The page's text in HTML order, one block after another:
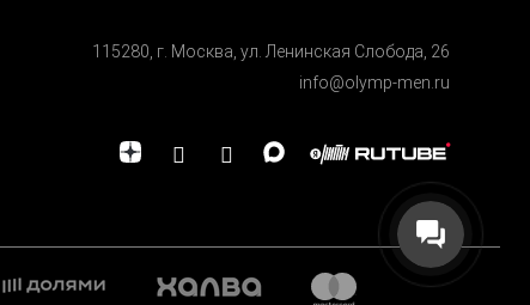
115280, г. Москва, ул. Ленинская Cлобода, 26
info@olymp-men.ru